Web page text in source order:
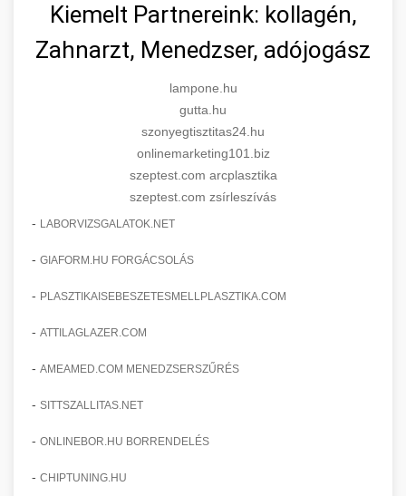
Kiemelt Partnereink: kollagén,
Zahnarzt, Menedzser, adójogász
lampone.hu
gutta.hu
szonyegtisztitas24.hu
onlinemarketing101.biz
szeptest.com arcplasztika
szeptest.com zsírleszívás
- LABORVIZSGALATOK.NET
- GIAFORM.HU FORGÁCSOLÁS
- PLASZTIKAISEBESZETESMELLPLASZTIKA.COM
- ATTILAGLAZER.COM
- AMEAMED.COM MENEDZSERSZŰRÉS
- SITTSZALLITAS.NET
- ONLINEBOR.HU BORRENDELÉS
- CHIPTUNING.HU